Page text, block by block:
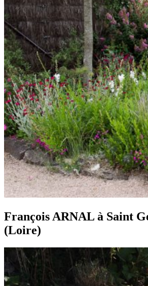
François ARNAL à Saint
(Loire)